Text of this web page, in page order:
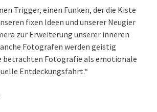
Trigger, einen Funken, der die Kiste
fixen Ideen und unserer Neugier
zur Erweiterung unserer inneren
Fotografen werden geistig
betrachten Fotografie als emotionale
Entdeckungsfahrt.“